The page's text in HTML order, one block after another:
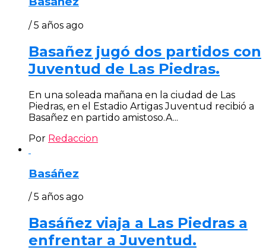
/ 5 años ago
Basañez jugó dos partidos con
Juventud de Las Piedras.
En una soleada mañana en la ciudad de Las
Piedras, en el Estadio Artigas Juventud recibió a
Basañez en partido amistoso.A...
Por Redaccion
Basáñez
/ 5 años ago
Basáñez viaja a Las Piedras a
enfrentar a Juventud.